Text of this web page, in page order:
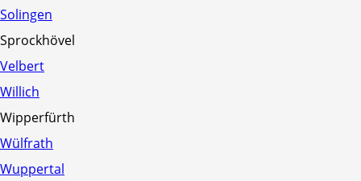
Projekte
Solingen
Sprockhövel
Velbert
Willich
Wipperfürth
Wülfrath
Wuppertal